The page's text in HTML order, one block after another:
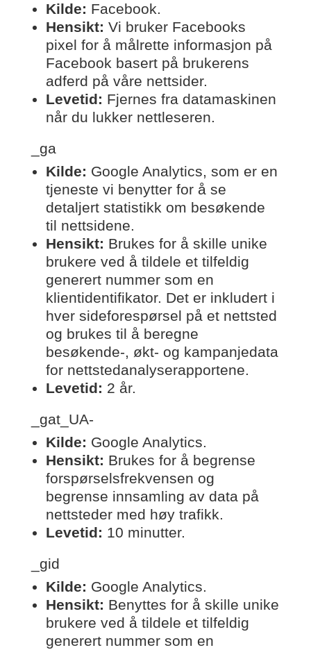
Kilde: Facebook.
Hensikt: Vi bruker Facebooks
pixel for å målrette informasjon på
Facebook basert på brukerens
adferd på våre nettsider.
Levetid: Fjernes fra datamaskinen
når du lukker nettleseren.
_ga
Kilde: Google Analytics, som er en
tjeneste vi benytter for å se
detaljert statistikk om besøkende
til nettsidene.
Hensikt: Brukes for å skille unike
brukere ved å tildele et tilfeldig
generert nummer som en
klientidentifikator. Det er inkludert i
hver sideforespørsel på et nettsted
og brukes til å beregne
besøkende-, økt- og kampanjedata
for nettstedanalyserapportene.
Levetid: 2 år.
_gat_UA-
Kilde: Google Analytics.
Hensikt: Brukes for å begrense
forspørselsfrekvensen og
begrense innsamling av data på
nettsteder med høy trafikk.
Levetid: 10 minutter.
_gid
Kilde: Google Analytics.
Hensikt: Benyttes for å skille unike
brukere ved å tildele et tilfeldig
generert nummer som en